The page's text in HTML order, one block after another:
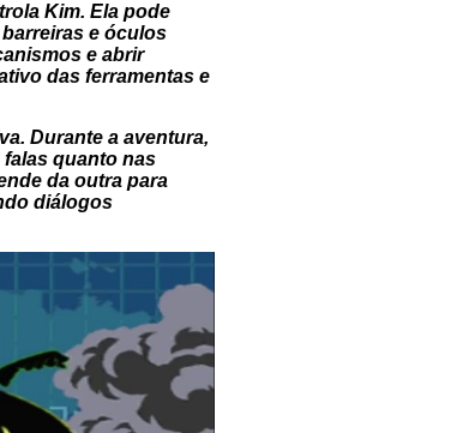
Kim. Ela pode
e óculos
e abrir
das ferramentas e
Durante a aventura,
falas quanto nas
da outra para
diálogos